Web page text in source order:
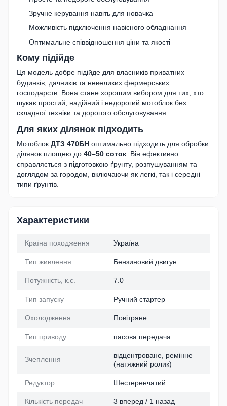
Зручне керування навіть для новачка
Можливість підключення навісного обладнання
Оптимальне співвідношення ціни та якості
Кому підійде
Ця модель добре підійде для власників приватних
будинків, дачників та невеликих фермерських
господарств. Вона стане хорошим вибором для тих, хто
шукає простий, надійний і недорогий мотоблок без
складної техніки та дорогого обслуговування.
Для яких ділянок підходить
Мотоблок ДТЗ 470БН оптимально підходить для обробки
ділянок площею до 40–50 соток . Він ефективно
справляється з підготовкою ґрунту, розпушуванням та
доглядом за городом, включаючи як легкі, так і середні
типи ґрунтів.
Характеристики
Країна походження Україна
Тип живлення Бензиновий двигун
Потужність, к.с. 7.0
Тип запуску Ручний стартер
Охолодження Повітряне
Тип приводу пасова передача
Зчеплення
відцентроване, ремінне
(натяжний ролик)
Редуктор Шестеренчатий
Кількість передач 3 вперед / 1 назад